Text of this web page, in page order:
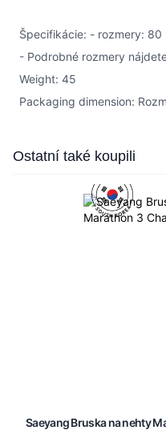
Špecifikácie: - rozmery:
- Podrobné rozmery
Weight: 45
Packaging dimension:
Press to skip carousel
Ostatní také koupili
Saeyang Bruska na nehty